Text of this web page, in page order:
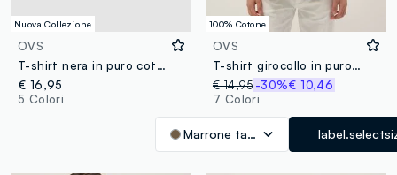
Nuova Collezione
OVS
T-shirt nera in puro cotone a maniche corte regular fit
€ 16,95
5 Colori
100% Cotone
OVS
T-shirt girocollo in puro cotone marrone relaxed fit
€ 14,95 -30%€ 10,46
7 Colori
Marrone tabacco